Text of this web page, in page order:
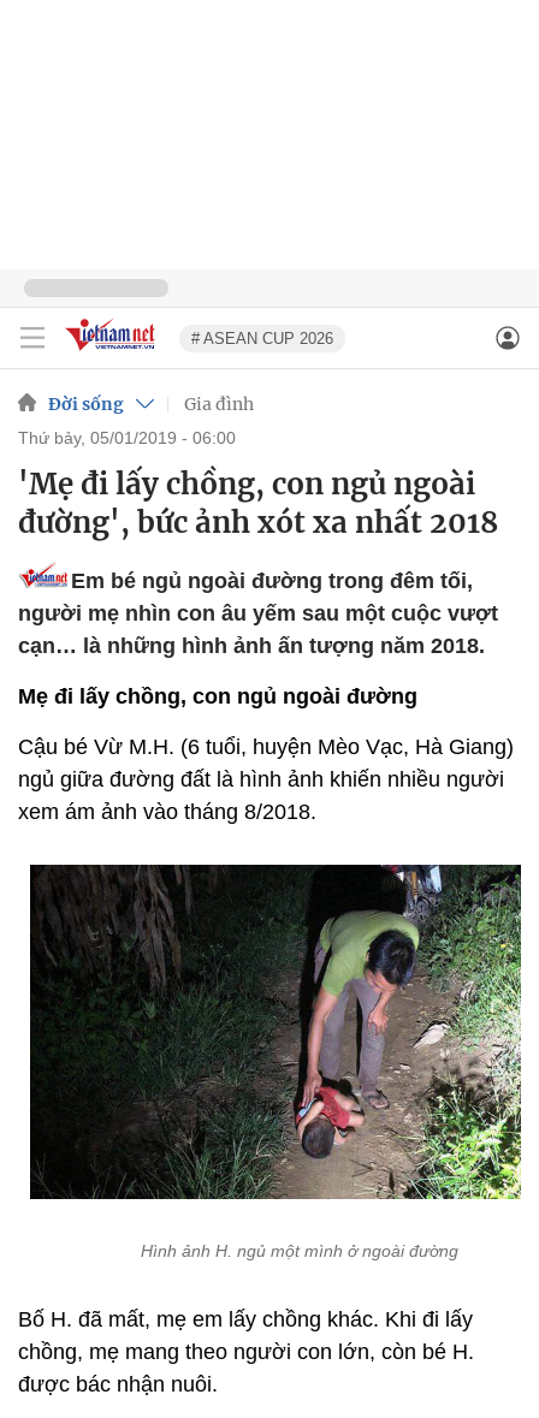
# ASEAN CUP 2026
Đời sống Gia đình
thứ bảy, 05/01/2019 - 06:00
'Mẹ đi lấy chồng, con ngủ ngoài
đường', bức ảnh xót xa nhất 2018
Em bé ngủ ngoài đường trong đêm tối,
người mẹ nhìn con âu yếm sau một cuộc vượt
cạn… là những hình ảnh ấn tượng năm 2018.
Mẹ đi lấy chồng, con ngủ ngoài đường
Cậu bé Vừ M.H. (6 tuổi, huyện Mèo Vạc, Hà Giang)
ngủ giữa đường đất là hình ảnh khiến nhiều người
xem ám ảnh vào tháng 8/2018.
Hình ảnh H. ngủ một mình ở ngoài đường
Bố H. đã mất, mẹ em lấy chồng khác. Khi đi lấy
chồng, mẹ mang theo người con lớn, còn bé H.
được bác nhận nuôi.